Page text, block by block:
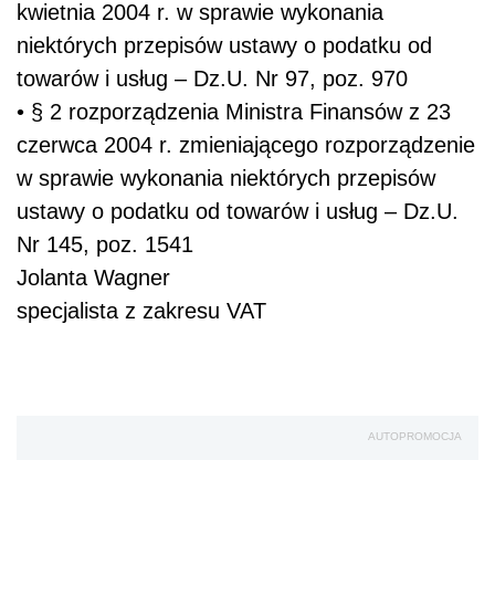
kwietnia 2004 r. w sprawie wykonania
niektórych przepisów ustawy o podatku od
towarów i usług – Dz.U. Nr 97, poz. 970
• § 2 rozporządzenia Ministra Finansów z 23
czerwca 2004 r. zmieniającego rozporządzenie
w sprawie wykonania niektórych przepisów
ustawy o podatku od towarów i usług – Dz.U.
Nr 145, poz. 1541
Jolanta Wagner
specjalista z zakresu VAT
AUTOPROMOCJA